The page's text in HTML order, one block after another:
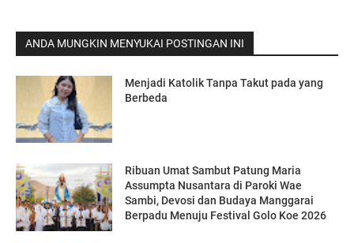
ANDA MUNGKIN MENYUKAI POSTINGAN INI
Menjadi Katolik Tanpa Takut pada yang
Berbeda
Ribuan Umat Sambut Patung Maria
Assumpta Nusantara di Paroki Wae
Sambi, Devosi dan Budaya Manggarai
Berpadu Menuju Festival Golo Koe 2026